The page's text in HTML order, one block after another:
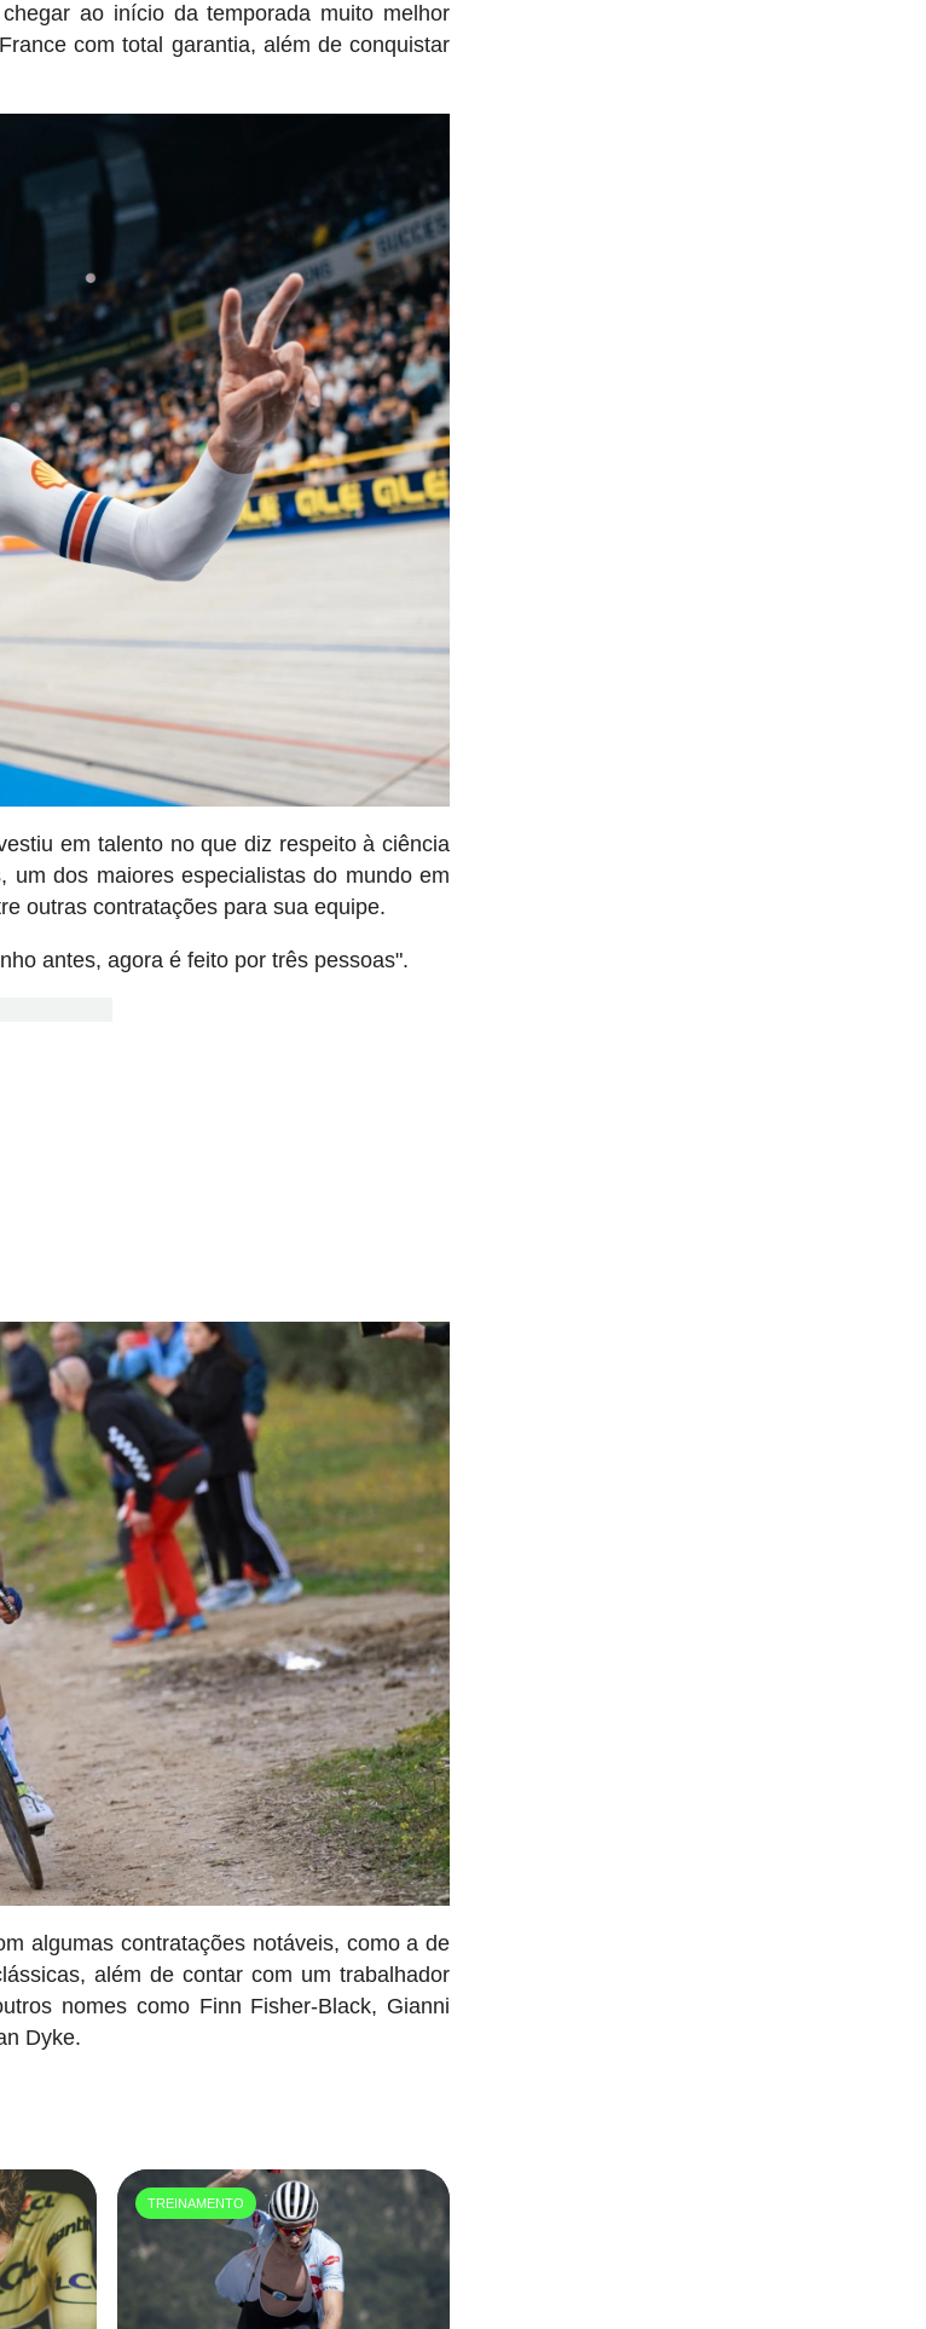
ao início da temporada muito melhor
com total garantia, além de conquistar
em talento no que diz respeito à ciência
um dos maiores especialistas do mundo em
outras contratações para sua equipe.
antes, agora é feito por três pessoas".
algumas contratações notáveis, como a de
além de contar com um trabalhador
nomes como Finn Fisher-Black, Gianni
Dyke.
TREINAMENTO